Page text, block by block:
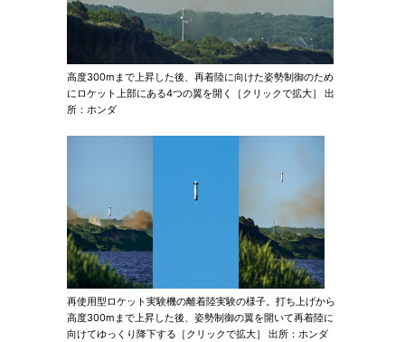
高度300mまで上昇した後、再着陸に向けた姿勢制御のため
にロケット上部にある4つの翼を開く［クリックで拡大］ 出
所：ホンダ
再使用型ロケット実験機の離着陸実験の様子。打ち上げから
高度300mまで上昇した後、姿勢制御の翼を開いて再着陸に
向けてゆっくり降下する［クリックで拡大］ 出所：ホンダ